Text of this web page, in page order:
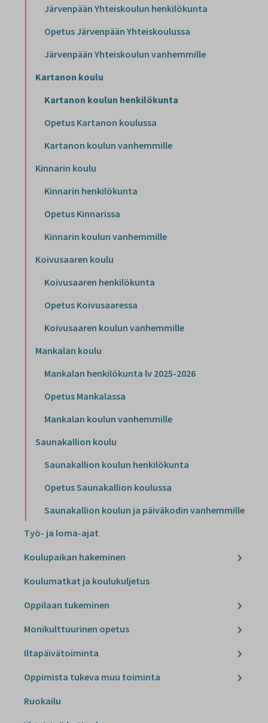
Järvenpään Yhteiskoulun henkilökunta
Opetus Järvenpään Yhteiskoulussa
Järvenpään Yhteiskoulun vanhemmille
Kartanon koulu
Kartanon koulun henkilökunta
Opetus Kartanon koulussa
Kartanon koulun vanhemmille
Kinnarin koulu
Kinnarin henkilökunta
Opetus Kinnarissa
Kinnarin koulun vanhemmille
Koivusaaren koulu
Koivusaaren henkilökunta
Opetus Koivusaaressa
Koivusaaren koulun vanhemmille
Mankalan koulu
Mankalan henkilökunta lv 2025-2026
Opetus Mankalassa
Mankalan koulun vanhemmille
Saunakallion koulu
Saunakallion koulun henkilökunta
Opetus Saunakallion koulussa
Saunakallion koulun ja päiväkodin vanhemmille
Työ- ja loma-ajat
Koulupaikan hakeminen
Koulumatkat ja koulukuljetus
Oppilaan tukeminen
Monikulttuurinen opetus
Iltapäivätoiminta
Oppimista tukeva muu toiminta
Ruokailu